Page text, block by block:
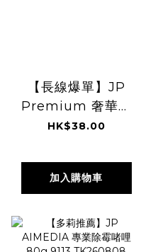
【長線爆單】JP
Premium 奢華升
級版 美味棒 和風牛
TK260808
HK$38.00
加入購物車